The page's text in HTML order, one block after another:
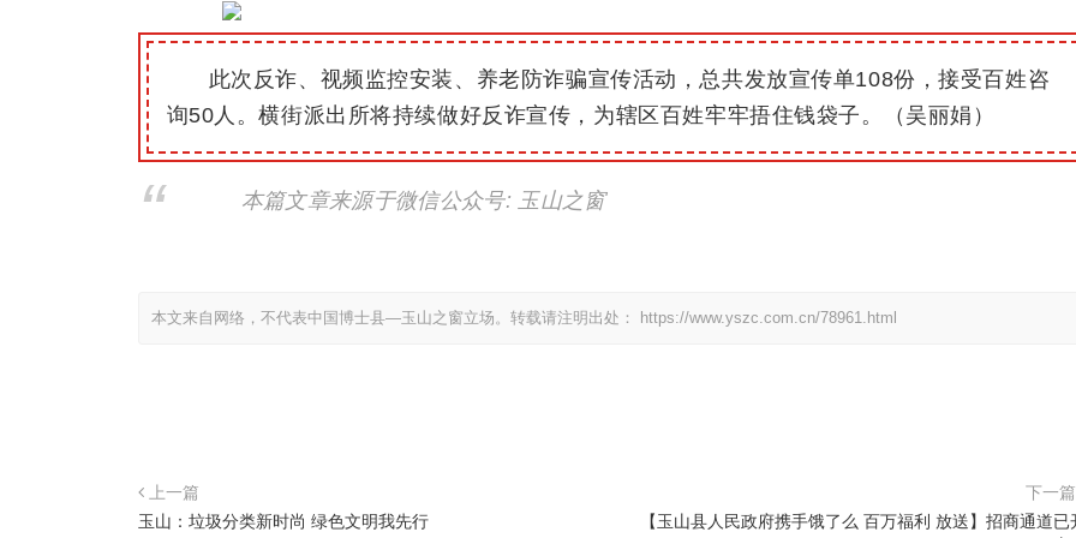
此次反诈、视频 监控安装、养老防诈骗宣传活动，总共发放宣传单108份，接受百姓咨
询50人。横街派出所将持续做好反诈宣传，为辖区百姓牢牢捂住钱袋子。 （吴丽娟）
本篇文章来源于微信公众号: 玉山之窗
本文来自网络，不代表中国博士县—玉山之窗立场。转载请注明出处： https://www.yszc.com.cn/78961.html
上一篇
玉山：垃圾分类新时尚 绿色文明我先行
下一
【玉山县人民政府携手饿了么 百万福利 放送】招商通道已